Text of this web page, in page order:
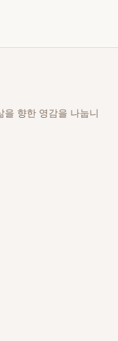
향한 영감을 나눕니